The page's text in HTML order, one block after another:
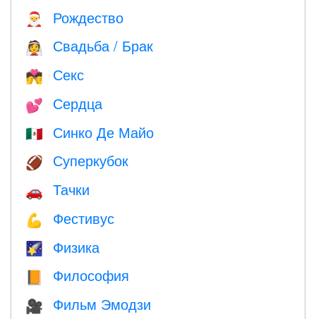
🎅 Рождество
👰 Свадьба / Брак
💏 Секс
💕 Сердца
🇲🇽 Синко Де Майо
🏈 Суперкубок
🚗 Тачки
💪 Фестивус
🌠 Физика
📙 Философия
🎥 Фильм Эмодзи